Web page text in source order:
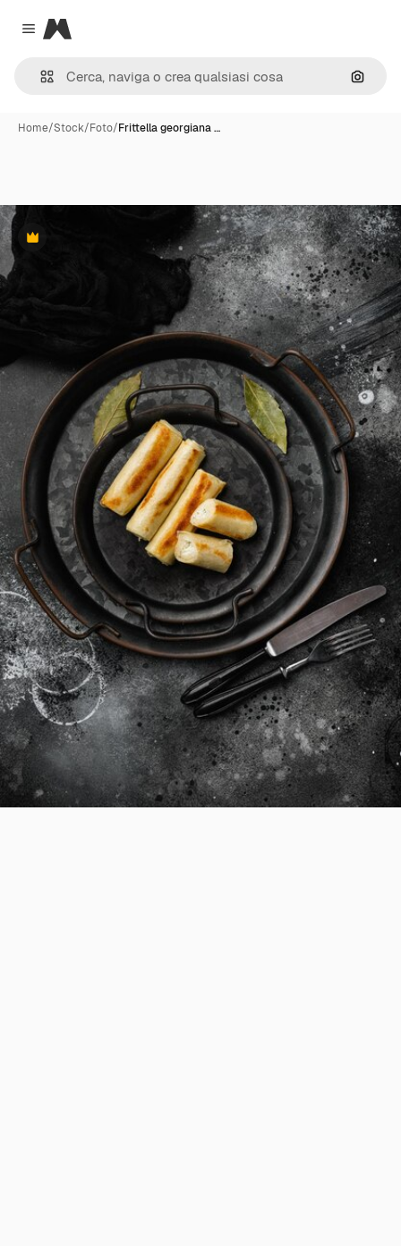
Close menu
Magnific
Cerca
Home/Stock/Foto/Frittella georgiana …
Premium